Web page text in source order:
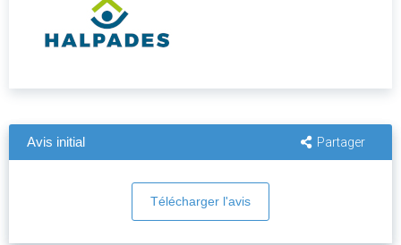
Avis initial Partager
Télécharger l'avis